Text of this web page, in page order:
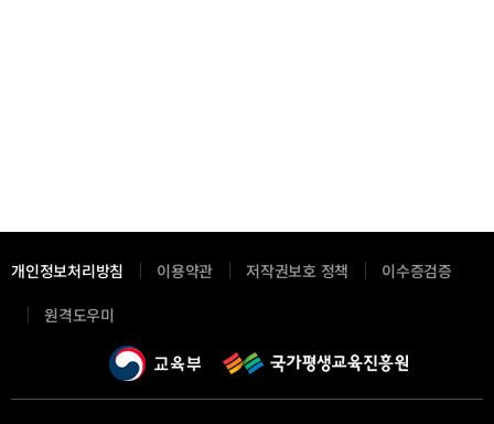
개인정보처리방침 이용약관 저작권보호 정책
이수증검증
원격도우미새
창
열